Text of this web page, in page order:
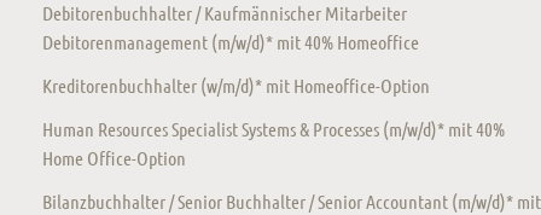
Debitorenbuchhalter / Kaufmännischer Mitarbeiter
Debitorenmanagement (m/w/d)* mit 40% Homeoffice
Kreditorenbuchhalter (w/m/d)* mit Homeoffice-Option
Human Resources Specialist Systems & Processes (m/w/d)* mit 40%
Home Office-Option
Bilanzbuchhalter / Senior Buchhalter / Senior Accountant (m/w/d)* mit